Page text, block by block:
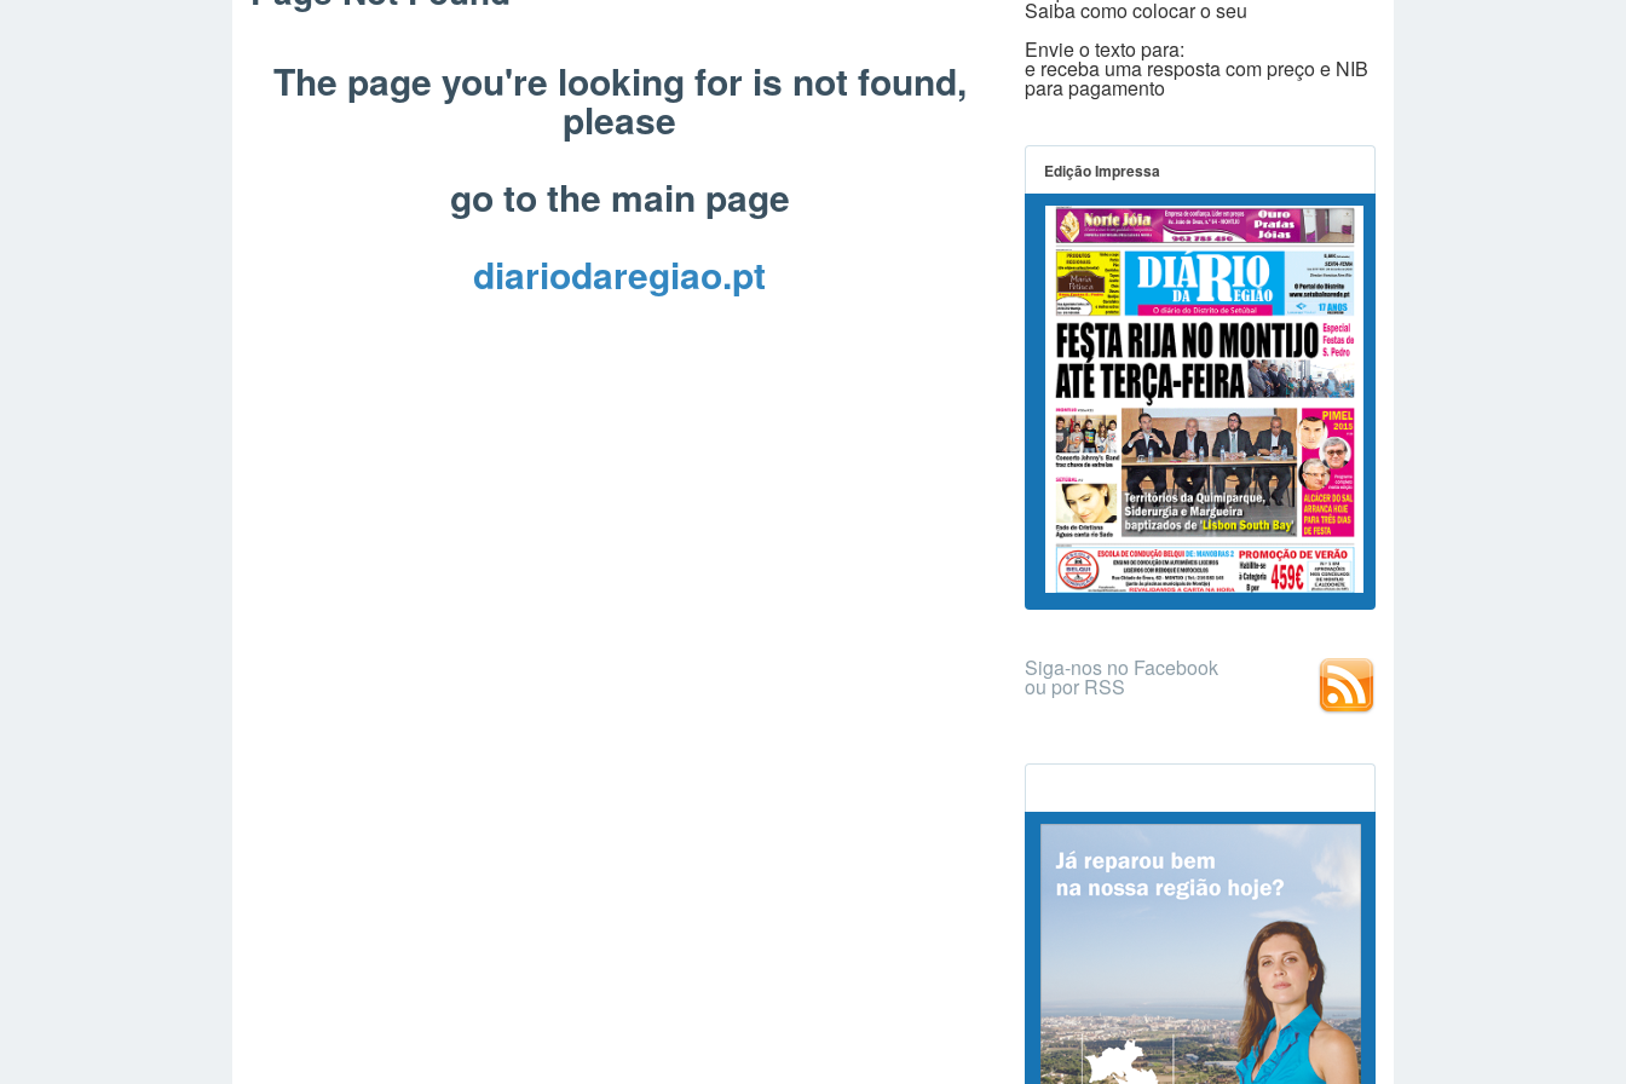
The page you're looking for is not found,
please
go to the main page
diariodaregiao.pt
Saiba como colocar o seu
Envie o texto para:
e receba uma resposta com preço e NIB
para pagamento
Edição Impressa
Siga-nos no Facebook
ou por RSS